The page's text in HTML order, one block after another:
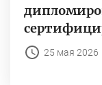
25 мая 2026